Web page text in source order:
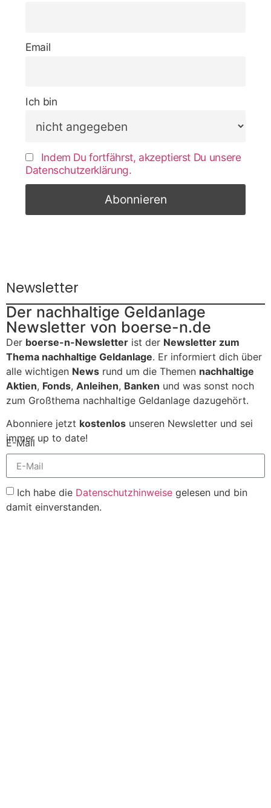
Email
Ich bin
Indem Du fortfährst, akzeptierst Du unsere
Datenschutzerklärung.
Newsletter
Der nachhaltige Geldanlage
Newsletter von boerse-n.de
Der boerse-n-Newsletter ist der Newsletter zum
Thema nachhaltige Geldanlage. Er informiert dich über
alle wichtigen News rund um die Themen nachhaltige
Aktien, Fonds, Anleihen, Banken und was sonst noch
zum Großthema nachhaltige Geldanlage dazugehört.
Abonniere jetzt kostenlos unseren Newsletter und sei
immer up to date!
E-Mail
Ich habe die Datenschutzhinweise gelesen und bin
damit einverstanden.